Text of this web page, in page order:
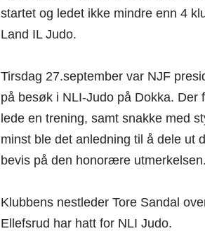
startet og ledet ikke mindre enn 4
Land IL Judo.
Tirsdag 27.september var NJF
på besøk i NLI-Judo på Dokka. Der
lede en trening, samt snakke med
minst ble det anledning til å dele ut
bevis på den honorære utmerkelsen.
Klubbens nestleder Tore Sandal
Ellefsrud har hatt for NLI Judo.